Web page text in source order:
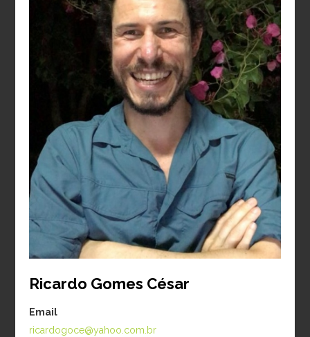
Ricardo Gomes César
Email
ricardogoce@yahoo.com.br
manejo florestal na
Amazônia brasileira
Período:2024-2027
Laura Barbosa
Vedovato
Projeto:Recuperação
da biodiversidade e
estoques de carbono na
paisagens florestais
Período:2024-2026
Moisés Silveira
Lobão
Projeto:
Dendroclimatologia em